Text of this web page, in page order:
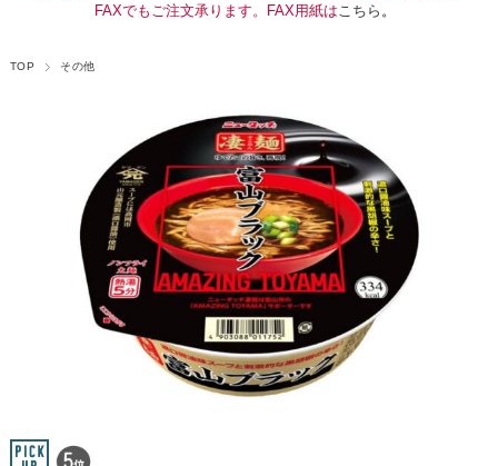
FAXでもご注文承ります。FAX用紙は こちら 。
TOP その他